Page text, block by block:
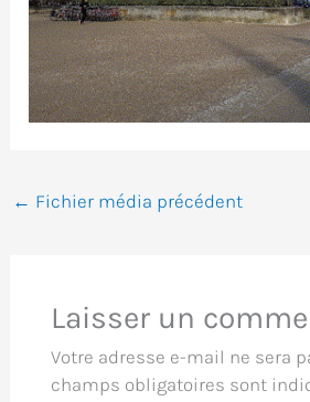
← Fichier média précédent
Laisser un
Votre adresse e-mail ne sera
champs obligatoires sont